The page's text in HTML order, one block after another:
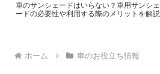
車のサンシェードはいらない？車用サンシェ
ードの必要性や利用する際のメリットを解説
ホーム 車のお役立ち情報